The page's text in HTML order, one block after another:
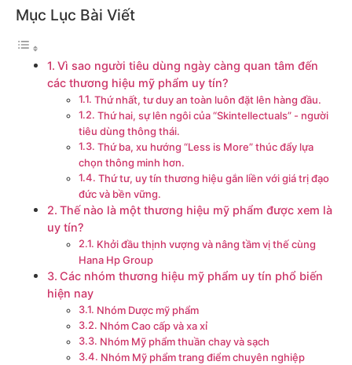
Mục Lục Bài Viết
Vì sao người tiêu dùng ngày càng quan tâm đến
các thương hiệu mỹ phẩm uy tín?
Thứ nhất, tư duy an toàn luôn đặt lên hàng đầu.
Thứ hai, sự lên ngôi của “Skintellectuals” - người
tiêu dùng thông thái.
Thứ ba, xu hướng “Less is More” thúc đẩy lựa
chọn thông minh hơn.
Thứ tư, uy tín thương hiệu gắn liền với giá trị đạo
đức và bền vững.
Thế nào là một thương hiệu mỹ phẩm được xem là
uy tín?
Khởi đầu thịnh vượng và nâng tầm vị thế cùng
Hana Hp Group
Các nhóm thương hiệu mỹ phẩm uy tín phổ biến
hiện nay
Nhóm Dược mỹ phẩm
Nhóm Cao cấp và xa xỉ
Nhóm Mỹ phẩm thuần chay và sạch
Nhóm Mỹ phẩm trang điểm chuyên nghiệp